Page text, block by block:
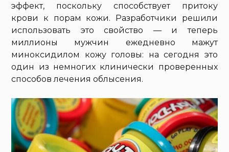
эффект, поскольку способствует притоку
крови к порам кожи. Разработчики решили
использовать это свойство — и теперь
миллионы мужчин ежедневно мажут
миноксидилом кожу головы: на сегодня это
один из немногих клинически проверенных
способов лечения облысения.